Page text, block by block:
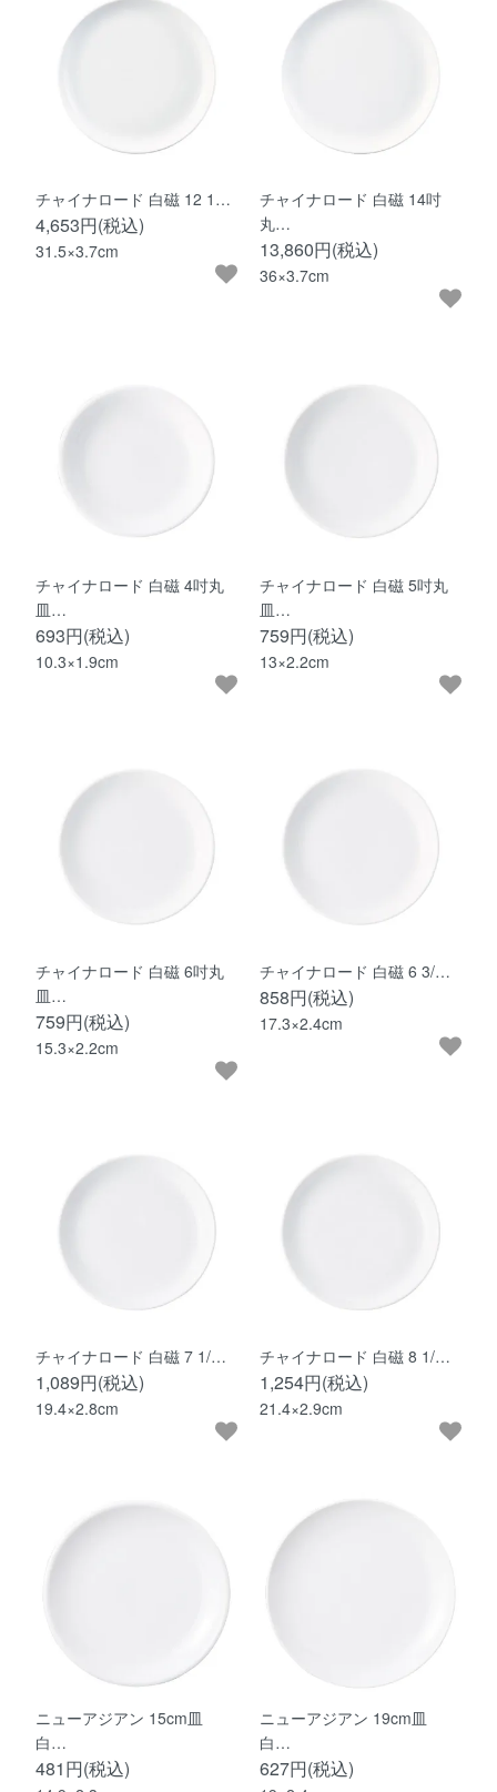
チャイナロード 白磁 12 1…
4,653円(税込)
31.5×3.7cm
チャイナロード 白磁 14吋
丸…
13,860円(税込)
36×3.7cm
チャイナロード 白磁 4吋丸
皿…
693円(税込)
10.3×1.9cm
チャイナロード 白磁 5吋丸
皿…
759円(税込)
13×2.2cm
チャイナロード 白磁 6吋丸
皿…
759円(税込)
15.3×2.2cm
チャイナロード 白磁 6 3/…
858円(税込)
17.3×2.4cm
チャイナロード 白磁 7 1/…
1,089円(税込)
19.4×2.8cm
チャイナロード 白磁 8 1/…
1,254円(税込)
21.4×2.9cm
ニューアジアン 15cm皿
白…
481円(税込)
ニューアジアン 19cm皿
白…
627円(税込)